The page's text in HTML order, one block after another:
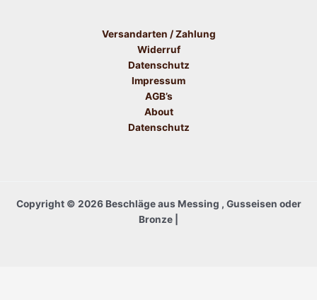
Versandarten / Zahlung
Widerruf
Datenschutz
Impressum
AGB’s
About
Datenschutz
Copyright © 2026 Beschläge aus Messing , Gusseisen oder
Bronze |